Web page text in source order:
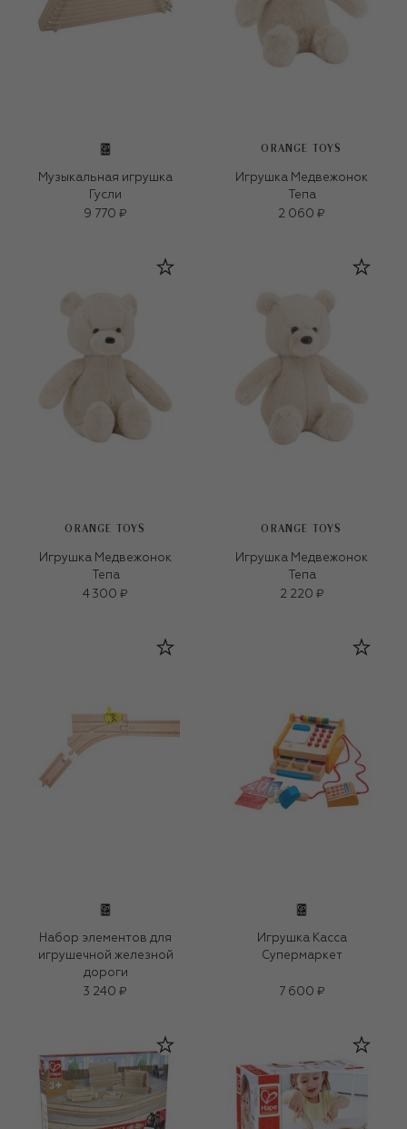
Музыкальная игрушка
Гусли
9 770 ₽
ORANGE TOYS
Игрушка Медвежонок
Тепа
2 060 ₽
ORANGE TOYS
Игрушка Медвежонок
Тепа
4 300 ₽
ORANGE TOYS
Игрушка Медвежонок
Тепа
2 220 ₽
Набор элементов для
игрушечной железной
дороги
3 240 ₽
Игрушка Касса
Супермаркет
7 600 ₽